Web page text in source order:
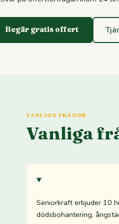
Begär gratis offert
VANLIGA FRÅGOR
Vanliga
Seniorkraft erbjuder 10
dödsbohantering,